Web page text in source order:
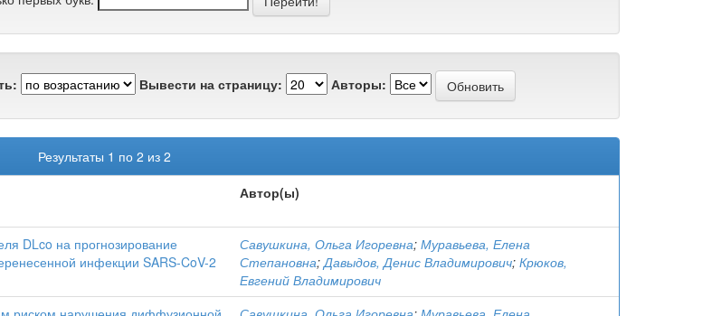
Вывести на страницу: Авторы:
Результаты 1 по 2 из 2
Автор(ы)
DLco на прогнозирование
инфекции SARS-CoV-2
Савушкина, Ольга Игоревна; Муравьева, Елена
Степановна;Давыдов, Денис Владимирович; Крюков,
Евгений Владимирович